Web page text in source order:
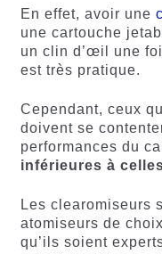
En effet, avoir une
une cartouche
un clin d’œil une
est très pratique.
Cependant, ceux
doivent se
performances du
inférieures à
Les clearomiseurs
atomiseurs de
qu’ils soient